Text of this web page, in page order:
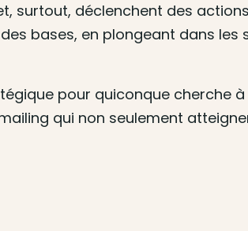
surtout, déclenchent des
bases, en plongeant dans les
pour quiconque cherche
qui non seulement